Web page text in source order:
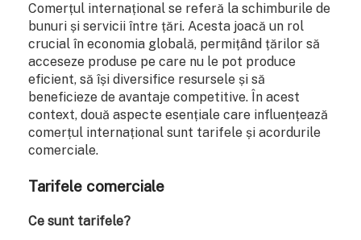
Comerțul internațional se referă la schimburile de
bunuri și servicii între țări. Acesta joacă un rol
crucial în economia globală, permițând țărilor să
acceseze produse pe care nu le pot produce
eficient, să își diversifice resursele și să
beneficieze de avantaje competitive. În acest
context, două aspecte esențiale care influențează
comerțul internațional sunt tarifele și acordurile
comerciale.
Tarifele comerciale
Ce sunt tarifele?